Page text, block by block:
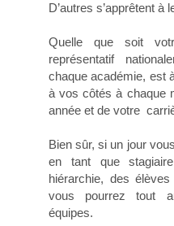
D’autres s’apprêtent à
Quelle que soit
représentatif
chaque académie, est
à vos côtés à chaque
année et de votre
Bien sûr, si un jour
en tant que
hiérarchie, des
vous pourrez tout
équipes.